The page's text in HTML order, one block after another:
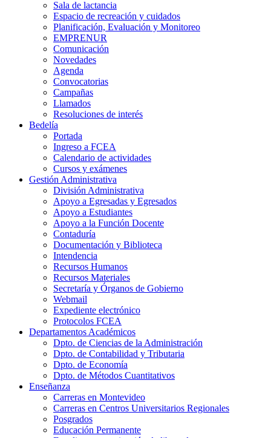
Sala de lactancia
Espacio de recreación y cuidados
Planificación, Evaluación y Monitoreo
EMPRENUR
Comunicación
Novedades
Agenda
Convocatorias
Campañas
Llamados
Resoluciones de interés
Bedelía
Portada
Ingreso a FCEA
Calendario de actividades
Cursos y exámenes
Gestión Administrativa
División Administrativa
Apoyo a Egresadas y Egresados
Apoyo a Estudiantes
Apoyo a la Función Docente
Contaduría
Documentación y Biblioteca
Intendencia
Recursos Humanos
Recursos Materiales
Secretaría y Órganos de Gobierno
Webmail
Expediente electrónico
Protocolos FCEA
Departamentos Académicos
Dpto. de Ciencias de la Administración
Dpto. de Contabilidad y Tributaria
Dpto. de Economía
Dpto. de Métodos Cuantitativos
Enseñanza
Carreras en Montevideo
Carreras en Centros Universitarios Regionales
Posgrados
Educación Permanente